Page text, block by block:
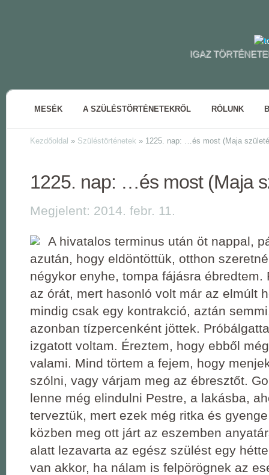
IGAZ
MESÉK A SZÜLÉSTÖRTÉNETEKRŐL RÓLUNK
Kezdőoldal » Szüléstörténetek » 1225. nap: …és most (Maja
1225. nap: …és most (Maja
Megjelent: 2014. febr. 11.
A hivatalos terminus után öt nappal,
azután, hogy eldöntöttük, otthon
négykor enyhe, tompa fájásra ébredtem.
az órát, mert hasonló volt már az elmúlt
mindig csak egy kontrakció, aztán
azonban tízpercenként jöttek.
izgatott voltam. Éreztem, hogy ebből
valami. Mind törtem a fejem, hogy
szólni, vagy várjam meg az ébresztőt.
lenne még elindulni Pestre, a lakásba,
terveztük, mert ezek még ritka és
közben meg ott járt az eszemben
alatt lezavarta az egész szülést egy
van akkor, ha nálam is felpörögnek az